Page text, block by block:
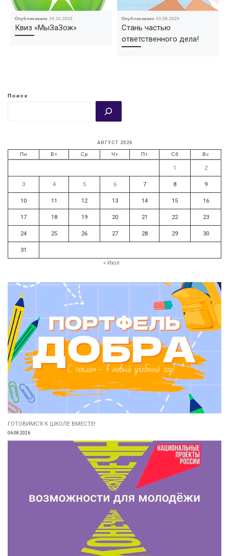
Опубликовано 19.10.2023
Квиз «МыЗаЗож»
Опубликовано03.08.2026
Стань частью
ответственного дела!
Поиск
АВГУСТ 2026
Пн Вт Ср Чт Пт Сб Вс
1 2
3 4 5 6 7 8 9
10 11 12 13 14 15 16
17 18 19 20 21 22 23
24 25 26 27 28 29 30
31
« Июл
ГОТОВИМСЯ К ШКОЛЕ ВМЕСТЕ!
06.08.2026